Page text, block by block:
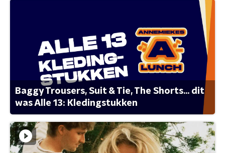
Baggy Trousers, Suit & Tie, The Shorts... dit
was Alle 13: Kledingstukken